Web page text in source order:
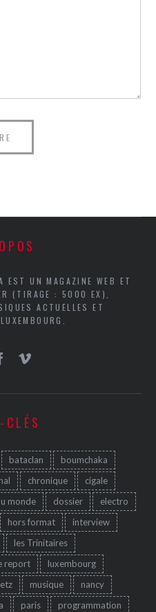
EST UN MAGAZINE WEB ET
(TIRAGE : 5000 EX),
ACTUELLES ET
CLÉS
bataclan
boumchaka
chronique
cigale
monde dossier
electro
hors format
interview
les Trinitaires
report
luxembourg
musique
nancy
paris
programmation